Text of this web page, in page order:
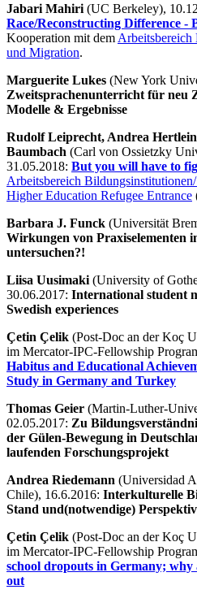
Jabari Mahiri (UC Berkeley),
Race/Reconstructing Difference -
Kooperation mit dem
und Migration.
Marguerite Lukes (New York
Zweitsprachenunterricht für neu
Modelle & Ergebnisse
Rudolf Leiprecht, Andrea
Baumbach (Carl von Ossietzky
31.05.2018: But you will have to
Arbeitsbereich
Higher Education Refugee Entrance
Barbara J. Funck (Universität
Wirkungen von Praxiselementen
untersuchen?!
Liisa Uusimaki (University of
30.06.2017: International student
Swedish experiences
Çetin Çelik (Post-Doc an der Koç
im Mercator-IPC-Fellowship
Habitus and Educational
Study in Germany and Turkey
Thomas Geier (Martin-Luther-
02.05.2017: Zu
der Gülen-Bewegung in
laufenden Forschungsprojekt
Andrea Riedemann (Universidad
Chile), 16.6.2016: Interkulturelle
Stand und(notwendige)
Çetin Çelik (Post-Doc an der Koç
im Mercator-IPC-Fellowship
school dropouts in Germany;
out